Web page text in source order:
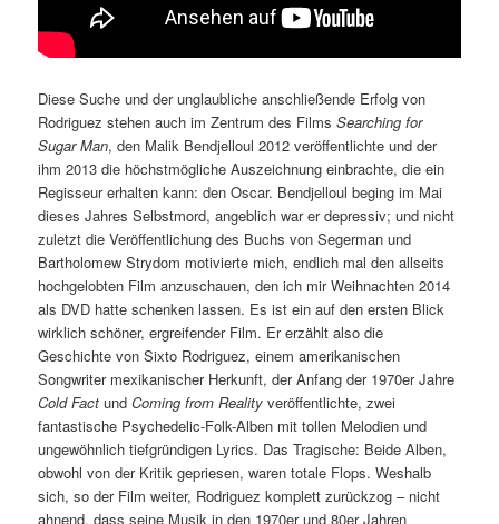
Diese Suche und der unglaubliche anschließende Erfolg von
Rodriguez stehen auch im Zentrum des FilmsSearching for
Sugar Man, den Malik Bendjelloul 2012 veröffentlichte und der
ihm 2013 die höchstmögliche Auszeichnung einbrachte, die ein
Regisseur erhalten kann: den Oscar. Bendjelloul beging im Mai
dieses Jahres Selbstmord, angeblich war er depressiv; und nicht
zuletzt die Veröffentlichung des Buchs von Segerman und
Bartholomew Strydom motivierte mich, endlich mal den allseits
hochgelobten Film anzuschauen, den ich mir Weihnachten 2014
als DVD hatte schenken lassen. Es ist ein auf den ersten Blick
wirklich schöner, ergreifender Film. Er erzählt also die
Geschichte von Sixto Rodriguez, einem amerikanischen
Songwriter mexikanischer Herkunft, der Anfang der 1970er Jahre
Cold Fact undComing from Reality veröffentlichte, zwei
fantastische Psychedelic-Folk-Alben mit tollen Melodien und
ungewöhnlich tiefgründigen Lyrics. Das Tragische: Beide Alben,
obwohl von der Kritik gepriesen, waren totale Flops. Weshalb
sich, so der Film weiter, Rodriguez komplett zurückzog – nicht
ahnend, dass seine Musik in den 1970er und 80er Jahren